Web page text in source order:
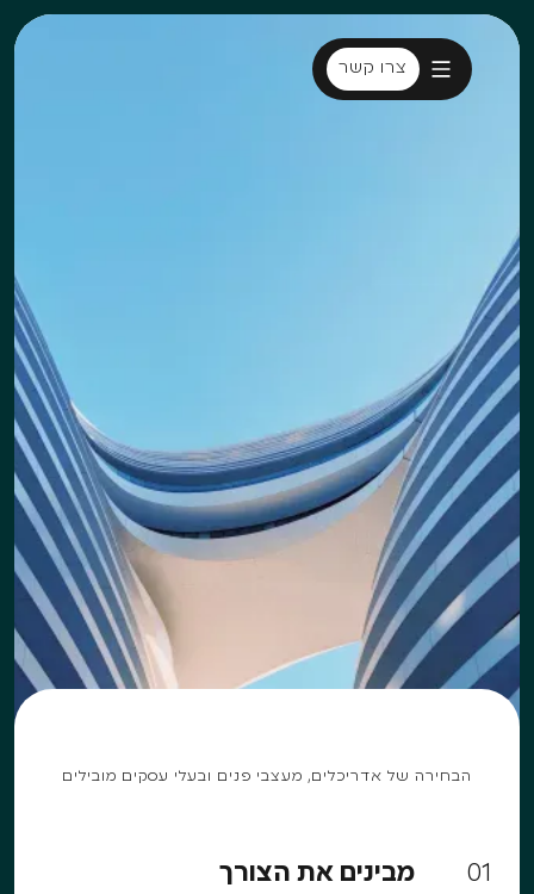
צרו קשר
צרו קשר
לשיחה עם מעצב פנים
לשיחה עם מעצב פנים
לקולקציות שלנו
הבחירה של אדריכלים, מעצבי פנים ובעלי עסקים מובילים
01 מבינים את הצורך